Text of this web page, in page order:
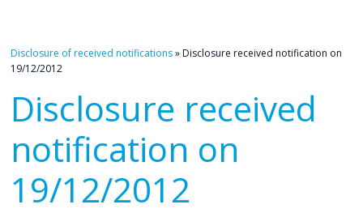
Disclosure of received notifications» Disclosure received notification on
19/12/2012
Disclosure received
notification on
19/12/2012